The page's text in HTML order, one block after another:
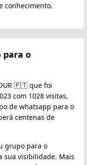
conhecimento.
para o
️🇵🇹 que foi
com 1028 visitas,
de whatsapp para o
centenas de
grupo para o
sua visibilidade. Mais